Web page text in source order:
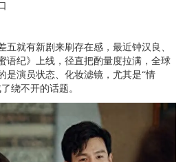
五就有新剧来刷存在感，最近钟汉良、
语纪》上线，径直把酌量度拉满，全球
是演员状态、化妆滤镜，尤其是“情
绕不开的话题。